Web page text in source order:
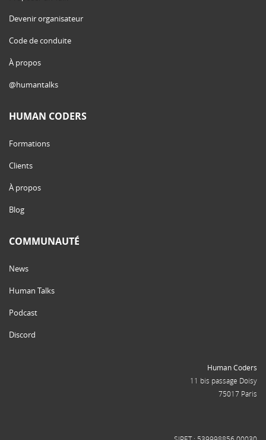
Devenir organisateur
Code de conduite
À propos
@humantalks
HUMAN CODERS
Formations
Clients
À propos
Blog
COMMUNAUTÉ
News
Human Talks
Podcast
Discord
Human Coders
11 bis passage Doisy
75017 Paris